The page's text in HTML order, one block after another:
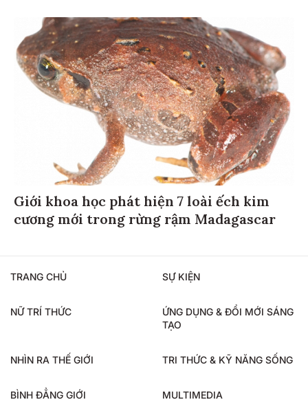
Giới khoa học phát hiện 7 loài ếch kim
cương mới trong rừng rậm Madagascar
TRANG CHỦ SỰ KIỆN
NỮ TRÍ THỨC
ỨNG DỤNG & ĐỔI MỚI SÁNG
TẠO
NHÌN RA THẾ GIỚI TRI THỨC & KỸ NĂNG SỐNG
BÌNH ĐẲNG GIỚI MULTIMEDIA